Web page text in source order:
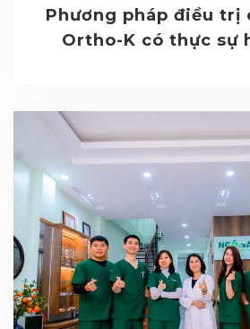
Phương pháp điều trị
Ortho-K có thực sự